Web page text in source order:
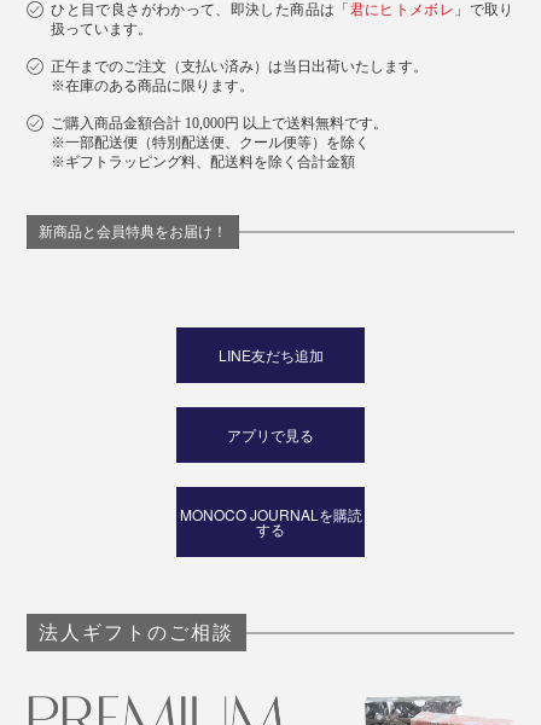
ひと目で良さがわかって、即決した商品は「 君にヒトメボレ 」で取り
扱っています。
正午までのご注文（支払い済み）は当日出荷いたします。
※在庫のある商品に限ります。
ご購入商品金額合計 10,000円 以上で送料無料です。
※一部配送便（特別配送便、クール便等）を除く
※ギフトラッピング料、配送料を除く合計金額
新商品と会員特典をお届け！
LINE友だち追加
アプリで見る
MONOCO JOURNALを購読
する
法人ギフトのご相談